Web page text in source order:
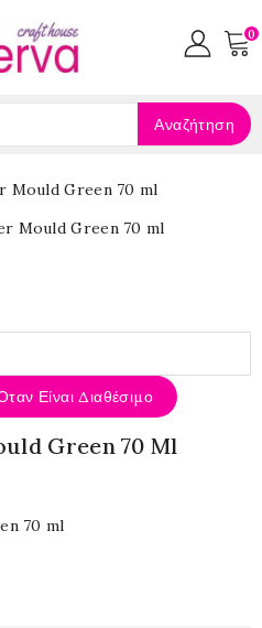
0
Αναζήτηση
Είναι Διαθέσιμο
Green 70 Ml
70 ml